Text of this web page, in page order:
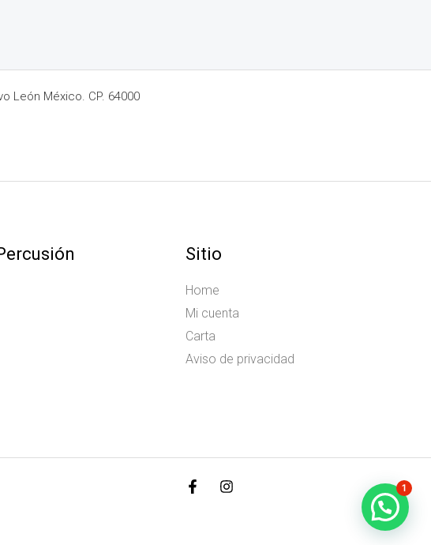
León México. CP. 64000
Sitio
Home
Mi cuenta
Carta
Aviso de privacidad
1